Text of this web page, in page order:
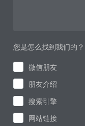
您是怎么找到我们的？
微信朋友
朋友介绍
搜索引擎
网站链接